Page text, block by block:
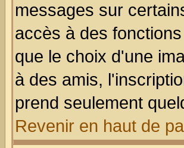
messages sur
accès à des
que le choix d'une
à des amis,
prend seulement
Revenir en haut de